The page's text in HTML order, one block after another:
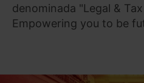
denominada "Legal &
Empowering you to be